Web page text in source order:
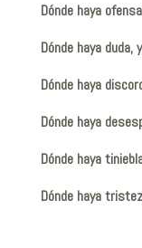
Dónde haya
Dónde haya duda,
Dónde haya
Dónde haya
Dónde haya
Dónde haya